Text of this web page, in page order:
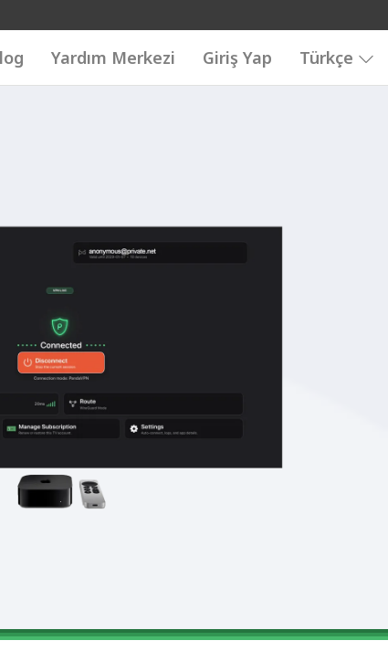
Yardım Merkezi Giriş Yap Türkçe